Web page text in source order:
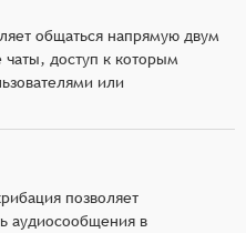
общаться напрямую двум
чаты, доступ к которым
или
позволяет
аудиосообщения в